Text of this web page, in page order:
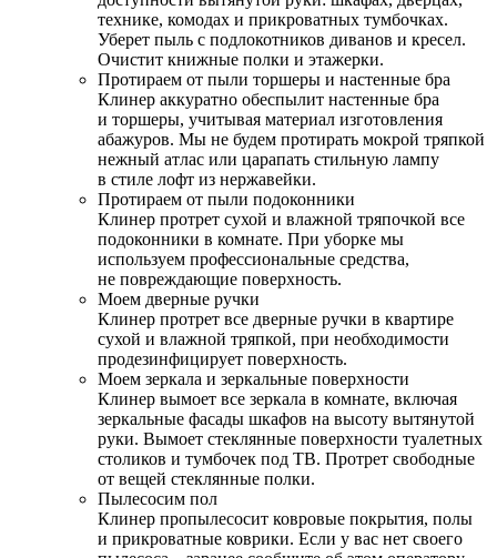
технике, комодах и прикроватных тумбочках.
Уберет пыль с подлокотников диванов и кресел.
Очистит книжные полки и этажерки.
Протираем от пыли торшеры и настенные бра
Клинер аккуратно обеспылит настенные бра
и торшеры, учитывая материал изготовления
абажуров. Мы не будем протирать мокрой тряпкой
нежный атлас или царапать стильную лампу
в стиле лофт из нержавейки.
Протираем от пыли подоконники
Клинер протрет сухой и влажной тряпочкой все
подоконники в комнате. При уборке мы
используем профессиональные средства,
не повреждающие поверхность.
Моем дверные ручки
Клинер протрет все дверные ручки в квартире
сухой и влажной тряпкой, при необходимости
продезинфицирует поверхность.
Моем зеркала и зеркальные поверхности
Клинер вымоет все зеркала в комнате, включая
зеркальные фасады шкафов на высоту вытянутой
руки. Вымоет стеклянные поверхности туалетных
столиков и тумбочек под ТВ. Протрет свободные
от вещей стеклянные полки.
Пылесосим пол
Клинер пропылесосит ковровые покрытия, полы
и прикроватные коврики. Если у вас нет своего